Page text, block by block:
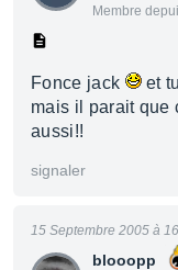
Membre
Fonce jack
et
mais il parait que
aussi!!
signaler
blooopp
15 Septembre 2005 à